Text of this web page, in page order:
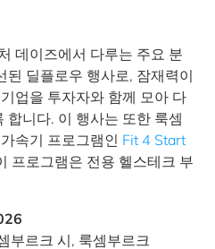
데이즈에서 다루는 주요 분
된 딜플로우 행사로, 잠재력이
업을 투자자와 함께 모아 다
합니다. 이 행사는 또한 룩셈
속기 프로그램인 Fit 4 Start
프로그램은 전용 헬스테크 부
르크 시, 룩셈부르크